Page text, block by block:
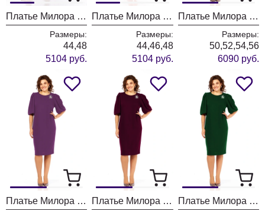
Платье Милора Стиль 1355 белый
Размеры:
44,48
5104 руб.
Платье Милора Стиль 1355 алый
Размеры:
44,46,48
5104 руб.
Платье Милора Стиль 1421 красный
Размеры:
50,52,54,56
6090 руб.
Платье Милора Стиль 1421 цикламен Платье Милора Стиль 1421 винный Платье Милора Стиль 1421 зеленый